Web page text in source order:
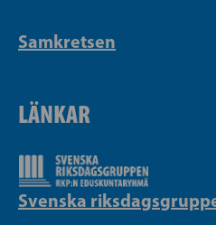
Samkretsen
LÄNKAR
Svenska